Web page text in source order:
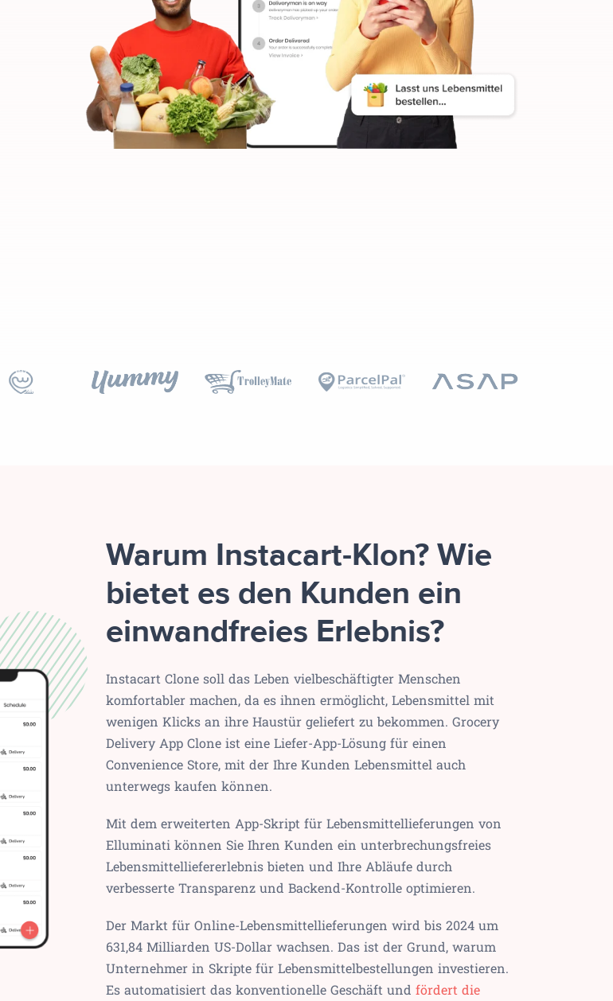
Warum Instacart-Klon? Wie
bietet es den Kunden ein
einwandfreies Erlebnis?
Instacart Clone soll das Leben vielbeschäftigter Menschen
komfortabler machen, da es ihnen ermöglicht, Lebensmittel mit
wenigen Klicks an ihre Haustür geliefert zu bekommen. Grocery
Delivery App Clone ist eine Liefer-App-Lösung für einen
Convenience Store, mit der Ihre Kunden Lebensmittel auch
unterwegs kaufen können.
Mit dem erweiterten App-Skript für Lebensmittellieferungen von
Elluminati können Sie Ihren Kunden ein unterbrechungsfreies
Lebensmittelliefererlebnis bieten und Ihre Abläufe durch
verbesserte Transparenz und Backend-Kontrolle optimieren.
Der Markt für Online-Lebensmittellieferungen wird bis 2024 um
631,84 Milliarden US-Dollar wachsen. Das ist der Grund, warum
Unternehmer in Skripte für Lebensmittelbestellungen investieren.
Es automatisiert das konventionelle Geschäft und fördert die